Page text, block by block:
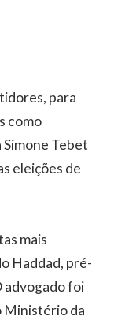
para
como
Tebet
eleições de
mais
Haddad, pré-
advogado foi
Ministério da